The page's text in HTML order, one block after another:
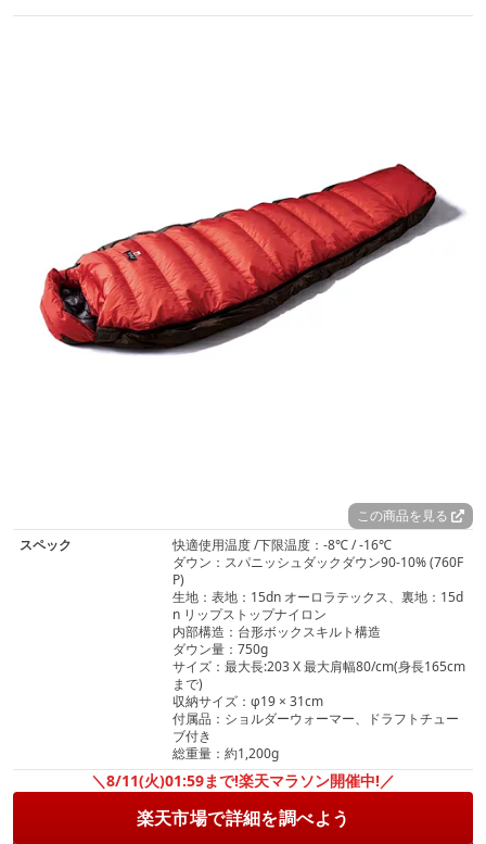
この商品を見る
スペック
快適使用温度 /下限温度：-8℃ / -16℃
ダウン：スパニッシュダックダウン90-10% (760F
P)
生地：表地：15dn オーロラテックス、裏地：15d
n リップストップナイロン
内部構造：台形ボックスキルト構造
ダウン量：750g
サイズ：最大長:203 X 最大肩幅80/cm(身長165cm
まで)
収納サイズ：φ19 × 31cm
付属品：ショルダーウォーマー、ドラフトチュー
ブ付き
総重量：約1,200g
＼8/11(火)01:59まで!楽天マラソン開催中!／
楽天市場で詳細を調べよう